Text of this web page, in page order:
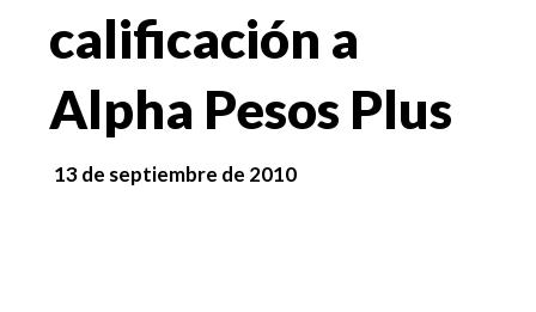
calificación a
Alpha Pesos Plus
13 de septiembre de 2010